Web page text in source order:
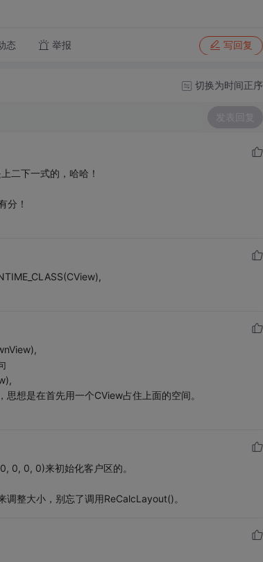
态 举报 写回复
切换为时间正序
发表回复
二下一式的，哈哈！
分！
想是在首先用一个CView占住上面的空间。
0, 0, 0)来初始化客户区的。
整大小，别忘了调用ReCalcLayout()。